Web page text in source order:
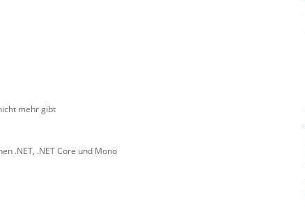
mehr gibt
.NET, .NET Core und Mono